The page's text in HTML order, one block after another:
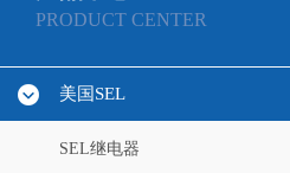
PRODUCT CENTER
美国SEL
SEL继电器